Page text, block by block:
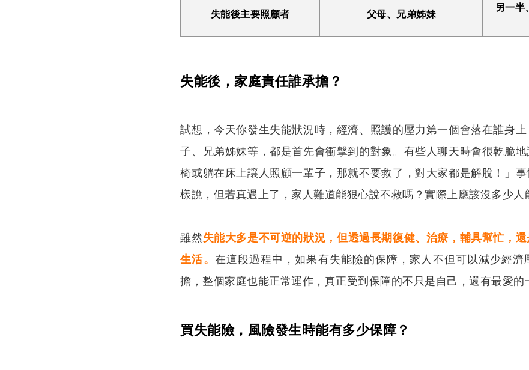
失能後主要照顧者 父母、兄弟姊妹
另一半
失能後，家庭責任誰承擔？
試想，今天你發生失能狀況時，經濟、照護的壓力第一個會落在誰身
子、兄弟姊妹等，都是首先會衝擊到的對象。有些人聊天時會很乾脆
椅或躺在床上讓人照顧一輩子，那就不要救了，對大家都是解脫！」
樣說，但若真遇上了，家人難道能狠心說不救嗎？實際上應該沒多少人
雖然失能大多是不可逆的狀況，但透過長期復健、治療，輔具幫忙，
生活。 在這段過程中，如果有失能險的保障，家人不但可以減少經濟
擔，整個家庭也能正常運作，真正受到保障的不只是自己，還有最愛的
買失能險，風險發生時能有多少保障？